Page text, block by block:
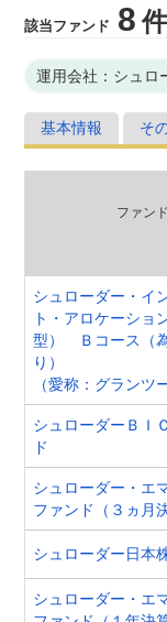
該当ファンド 8 件
運用会社：シュロ
基本情報 そ
ファン
シュローダー・イ
ト・アロケーショ
型） Ｂコース（
り）
（愛称：グランツ
シュローダーＢＩ
ド
シュローダー・エ
ファンド（３ヵ月
シュローダー日本
シュローダー・エ